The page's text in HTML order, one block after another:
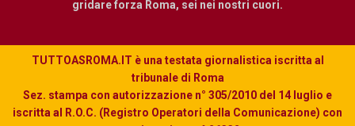
gridare forza Roma, sei nei nostri cuori.
TUTTOASROMA.IT è una testata giornalistica iscritta al
tribunale di Roma
Sez. stampa con autorizzazione n° 305/2010 del 14 luglio e
iscritta al R.O.C. (Registro Operatori della Comunicazione) con